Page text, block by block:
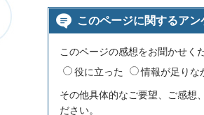
このページに関するアン
このページの感想をお聞かせく
役に立った
情報が足りな
その他具体的なご要望、ご感想
ださい。